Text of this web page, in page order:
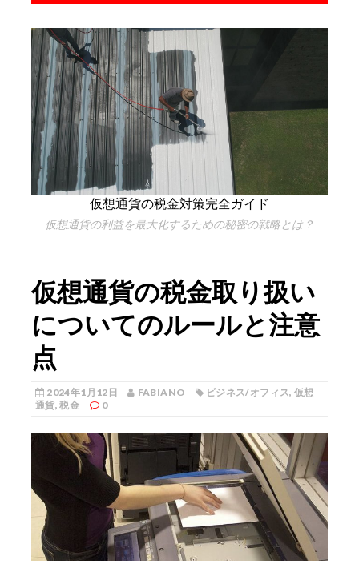
仮想通貨の税金対策完全ガイド
仮想通貨の利益を最大化するための秘密の戦略とは？
仮想通貨の税金取り扱い
についてのルールと注意
点
2024年1月12日 FABIANO ビジネス/オフィス, 仮想
通貨,税金 0